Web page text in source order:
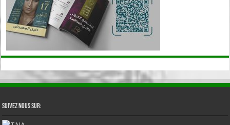
Suivez nous sur: